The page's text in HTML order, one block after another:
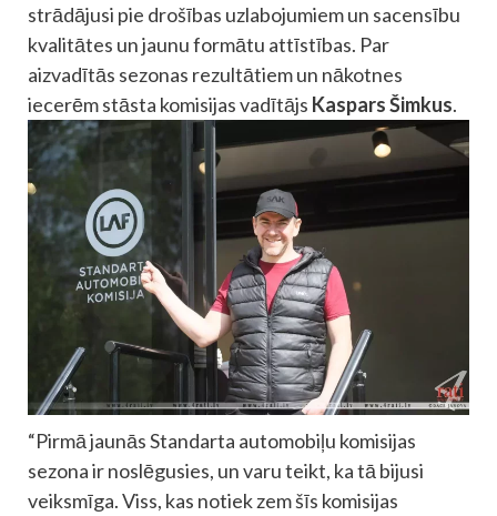
strādājusi pie drošības uzlabojumiem un sacensību
kvalitātes un jaunu formātu attīstības. Par
aizvadītās sezonas rezultātiem un nākotnes
iecerēm stāsta komisijas vadītājs Kaspars Šimkus.
“Pirmā jaunās Standarta automobiļu komisijas
sezona ir noslēgusies, un varu teikt, ka tā bijusi
veiksmīga. Viss, kas notiek zem šīs komisijas